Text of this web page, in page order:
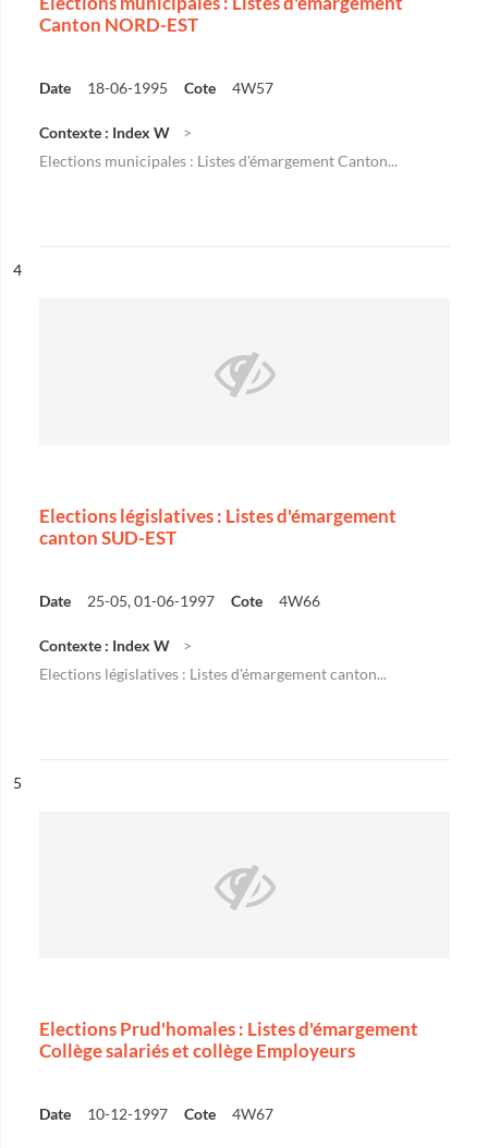
Canton NORD-EST
Date 18-06-1995 Cote 4W57
Contexte : Index W
Elections municipales : Listes d'émargement Canton...
n°
4
Elections législatives : Listes d'émargement
canton SUD-EST
Date 25-05, 01-06-1997 Cote 4W66
Contexte : Index W
Elections législatives : Listes d'émargement canton...
n°
5
Elections Prud'homales : Listes d'émargement
Collège salariés et collège Employeurs
Date 10-12-1997 Cote 4W67